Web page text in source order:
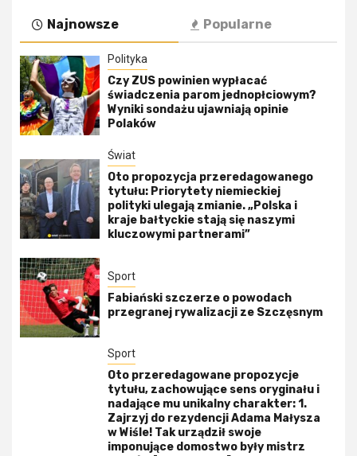
Najnowsze Popularne
Polityka
Czy ZUS powinien wypłacać
świadczenia parom jednopłciowym?
Wyniki sondażu ujawniają opinie
Polaków
Świat
Oto propozycja przeredagowanego
tytułu: Priorytety niemieckiej
polityki ulegają zmianie. „Polska i
kraje bałtyckie stają się naszymi
kluczowymi partnerami”
Sport
Fabiański szczerze o powodach
przegranej rywalizacji ze Szczęsnym
Sport
Oto przeredagowane propozycje
tytułu, zachowujące sens oryginału i
nadające mu unikalny charakter: 1.
Zajrzyj do rezydencji Adama Małysza
w Wiśle! Tak urządził swoje
imponujące domostwo były mistrz